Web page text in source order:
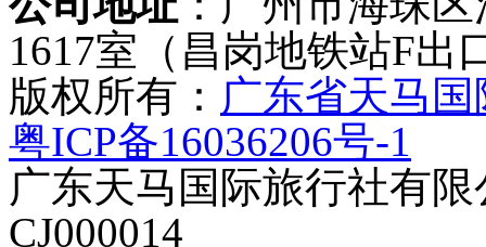
1617室（昌岗地铁站F出
版权所有： 广东省天马
粤ICP备16036206号-1
广东天马国际旅行社有
CJ000014